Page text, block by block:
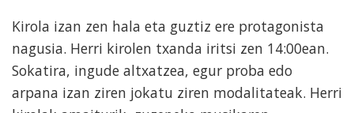
Kirola izan zen hala eta guztiz ere protagonista
nagusia. Herri kirolen txanda iritsi zen 14:00ean.
Sokatira, ingude altxatzea, egur proba edo
arpana izan ziren jokatu ziren modalitateak. Herri